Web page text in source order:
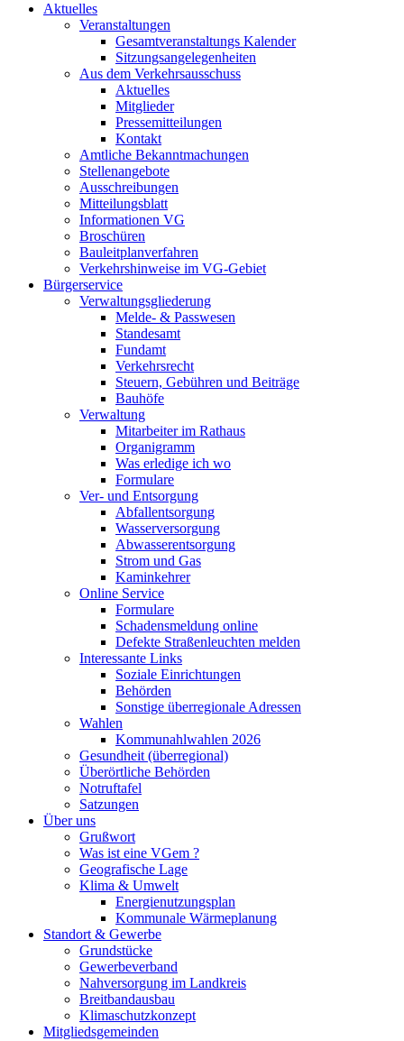
Aktuelles
Veranstaltungen
Gesamtveranstaltungs Kalender
Sitzungsangelegenheiten
Aus dem Verkehrsausschuss
Aktuelles
Mitglieder
Pressemitteilungen
Kontakt
Amtliche Bekanntmachungen
Stellenangebote
Ausschreibungen
Mitteilungsblatt
Informationen VG
Broschüren
Bauleitplanverfahren
Verkehrshinweise im VG-Gebiet
Bürgerservice
Verwaltungsgliederung
Melde- & Passwesen
Standesamt
Fundamt
Verkehrsrecht
Steuern, Gebühren und Beiträge
Bauhöfe
Verwaltung
Mitarbeiter im Rathaus
Organigramm
Was erledige ich wo
Formulare
Ver- und Entsorgung
Abfallentsorgung
Wasserversorgung
Abwasserentsorgung
Strom und Gas
Kaminkehrer
Online Service
Formulare
Schadensmeldung online
Defekte Straßenleuchten melden
Interessante Links
Soziale Einrichtungen
Behörden
Sonstige überregionale Adressen
Wahlen
Kommunahlwahlen 2026
Gesundheit (überregional)
Überörtliche Behörden
Notruftafel
Satzungen
Über uns
Grußwort
Was ist eine VGem ?
Geografische Lage
Klima & Umwelt
Energienutzungsplan
Kommunale Wärmeplanung
Standort & Gewerbe
Grundstücke
Gewerbeverband
Nahversorgung im Landkreis
Breitbandausbau
Klimaschutzkonzept
Mitgliedsgemeinden